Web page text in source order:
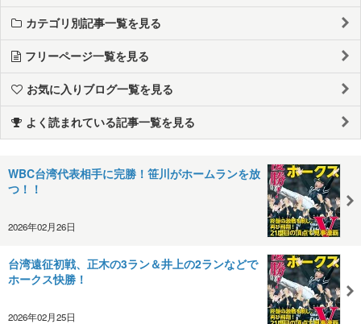
カテゴリ別記事一覧を見る
フリーページ一覧を見る
お気に入りブログ一覧を見る
よく読まれている記事一覧を見る
WBC台湾代表相手に完勝！笹川がホームランを放
つ！！
2026年02月26日
台湾遠征初戦、正木の3ラン＆井上の2ランなどで
ホークス快勝！
2026年02月25日